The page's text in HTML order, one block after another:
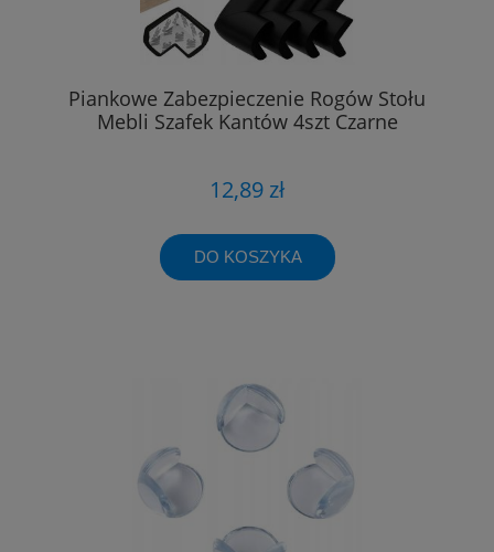
Piankowe Zabezpieczenie Rogów Stołu
Mebli Szafek Kantów 4szt Czarne
12,89 zł
DO KOSZYKA